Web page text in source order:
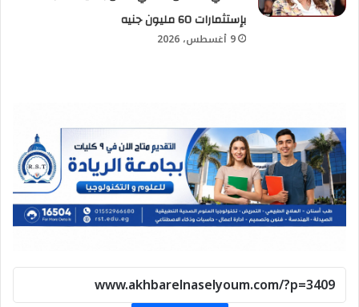
بإستثمارات 60 مليون جنيه
9 أغسطس، 2026